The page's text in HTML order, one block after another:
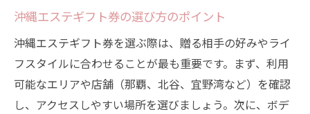
沖縄エステギフト券の選び方のポイント
沖縄エステギフト券を選ぶ際は、贈る相手の好みやライ
フスタイルに合わせることが最も重要です。まず、利用
可能なエリアや店舗（那覇、北谷、宜野湾など）を確認
し、アクセスしやすい場所を選びましょう。次に、ボデ